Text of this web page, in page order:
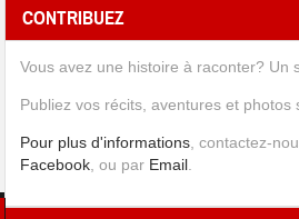
CONTRIBUEZ
Vous avez une histoire à raconter? Un
Publiez vos récits, aventures et photos
Pour plus d'informations , contactez-
Facebook , ou par Email